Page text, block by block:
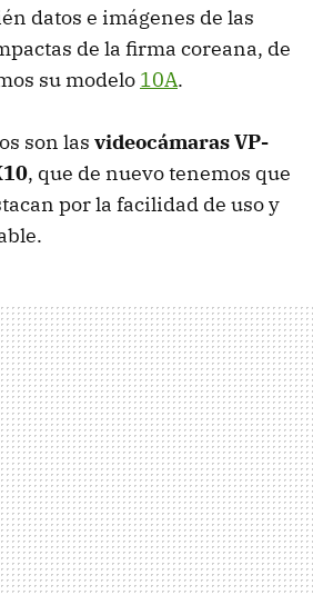
datos e imágenes de las
de la firma coreana, de
su modelo 10A.
son las videocámaras VP-
, que de nuevo tenemos que
por la facilidad de uso y